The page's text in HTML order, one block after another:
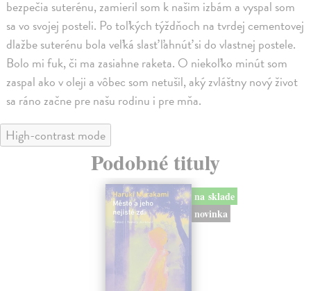
bezpečia suterénu, zamieril som k našim izbám a vyspal som
sa vo svojej posteli. Po toľkých týždňoch na tvrdej cementovej
dlažbe suterénu bola veľká slasť ľahnúť si do vlastnej postele.
Bolo mi fuk, či ma zasiahne raketa. O niekoľko minút som
zaspal ako v oleji a vôbec som netušil, aký zvláštny nový život
sa ráno začne pre našu rodinu i pre mňa.
High-contrast mode
Podobné tituly
na sklade
novinka